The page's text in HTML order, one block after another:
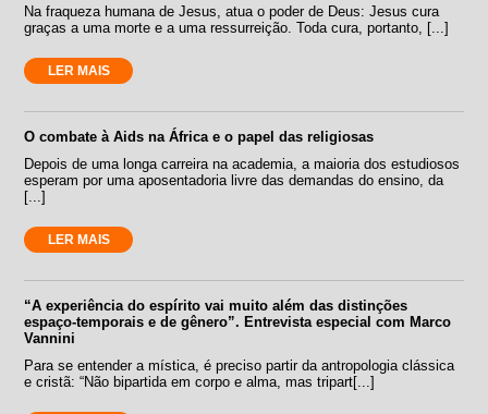
Na fraqueza humana de Jesus, atua o poder de Deus: Jesus cura
graças a uma morte e a uma ressurreição. Toda cura, portanto, [...]
LER MAIS
O combate à Aids na África e o papel das religiosas
Depois de uma longa carreira na academia, a maioria dos estudiosos
esperam por uma aposentadoria livre das demandas do ensino, da
[...]
LER MAIS
“A experiência do espírito vai muito além das distinções
espaço-temporais e de gênero”. Entrevista especial com Marco
Vannini
Para se entender a mística, é preciso partir da antropologia clássica
e cristã: “Não bipartida em corpo e alma, mas tripart[...]